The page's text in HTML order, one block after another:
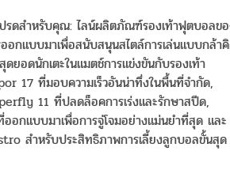
รดสำหรับคุณ: ไลน์ผลิตภัณฑ์รองเท้าฟุตบอลข
อกแบบมาเพื่อสนับสนุนสไตล์การเล่นแบบกล้า
ยอดนักเตะในแมตช์การแข่งขันกับรองเท้า
17 ที่มอบความเร็วอันน่าทึ่งในพื้นที่จำกัด,
11 ที่ปลดล็อคการเร่งและรักษาสปีด,
กแบบมาเพื่อการจู่โจมอย่างแม่นยำที่สุด และ
สำหรับประสิทธิภาพการเลี้ยงลูกบอลขั้นสุด